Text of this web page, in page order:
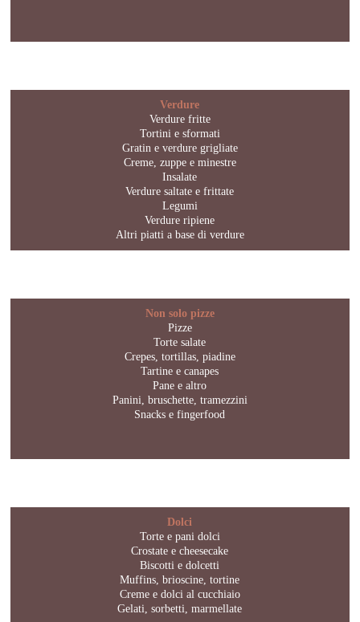
Verdure
Verdure fritte
Tortini e sformati
Gratin e verdure grigliate
Creme, zuppe e minestre
Insalate
Verdure saltate e frittate
Legumi
Verdure ripiene
Altri piatti a base di verdure
Non solo pizze
Pizze
Torte salate
Crepes, tortillas, piadine
Tartine e canapes
Pane e altro
Panini, bruschette, tramezzini
Snacks e fingerfood
Dolci
Torte e pani dolci
Crostate e cheesecake
Biscotti e dolcetti
Muffins, brioscine, tortine
Creme e dolci al cucchiaio
Gelati, sorbetti, marmellate